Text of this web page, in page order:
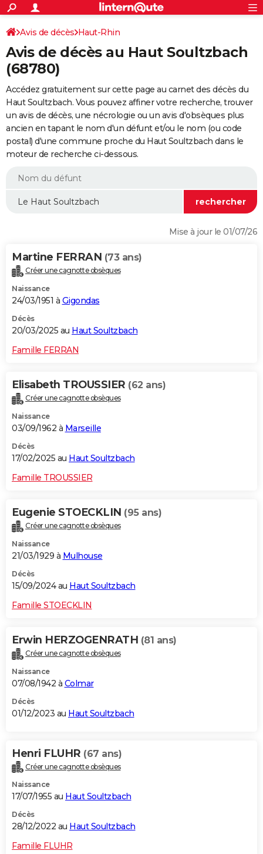
ACTUALITÉS
Politique
Société
Faits Divers
Education
Monde
Villes
+
SPORT
Coupe du monde 2026
Football
Tennis
Cyclisme
Rugby
Forum
FINANCE
Retraite
Impôts
Epargne
Immobilier
Risques naturels par ville
Banque
Assurance
Crédit
Essais
Réserver un essai
Citadines
Berlines
SUV
Forum auto
+
HIGH-TECH
Mobiles
Meilleur smartphone
Internet
Ordinateurs
Jeux vidéo
Guide high-tech
+BRICOLAGE
Forum
Aménagement intérieur
Extérieur
Cuisine
Salle de bains
Jardinage
Rangement
WEEK-END
Guides de France
Escapades
Patrimoine
Expositions
Musées
Week-end nature
LIFESTYLE
Alimentation
Guide de la santé
Maladies
Médicaments
Sommeil
VOYAGE
Destinations
City break
Voyage nature
Voyage de noces
Forum
Climat
+PHOTO
GUIDES D'ACHAT
BONS PLANS
CARTE DE VOEUX
Dictionnaire
Biographies
Citations
Expressions
Proverbes
PROGRAMME TV
COPAINS D'AVANT
S'inscrire
Se connecter
Lycées
Collèges
Primaires
Universités
Entreprises
Service militaire
Avis de recherche
AVIS DE DÉCÈS
S'inscrire
Connexion
Avis de décès Haut-Rhin
Avis de décès au Haut Soultzbach
(68780)
Accédez gratuitement sur cette page au carnet des décès du
Haut Soultzbach. Vous pouvez affiner votre recherche, trouver
un avis de décès, une nécrologie ou un avis d'obsèques plus
ancien en tapant le nom d'un défunt et/ou le nom (ou code
postal) d'une commune proche du Haut Soultzbach dans le
moteur de recherche ci-dessous.
Mise à jour le 01/07/26
Martine FERRAN (73 ans)
Créer une cagnotte obsèques
Naissance
24/03/1951 à Gigondas
Décès
20/03/2025 au Haut Soultzbach
Famille FERRAN
Elisabeth TROUSSIER (62 ans)
Créer une cagnotte obsèques
Naissance
03/09/1962 à Marseille
Décès
17/02/2025 au Haut Soultzbach
Famille TROUSSIER
Eugenie STOECKLIN (95 ans)
Créer une cagnotte obsèques
Naissance
21/03/1929 à Mulhouse
Décès
15/09/2024 au Haut Soultzbach
Famille STOECKLIN
Erwin HERZOGENRATH (81 ans)
Créer une cagnotte obsèques
Naissance
07/08/1942 à Colmar
Décès
01/12/2023 au Haut Soultzbach
Henri FLUHR (67 ans)
Créer une cagnotte obsèques
Naissance
17/07/1955 au Haut Soultzbach
Décès
28/12/2022 au Haut Soultzbach
Famille FLUHR